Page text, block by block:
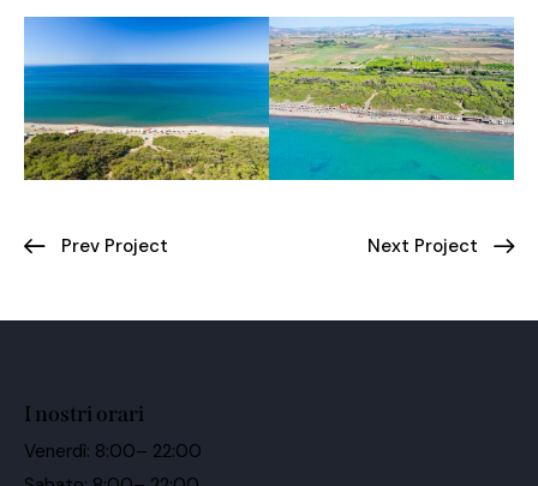
Prev Project Next Project
I nostri orari
Venerdì: 8:00– 22:00